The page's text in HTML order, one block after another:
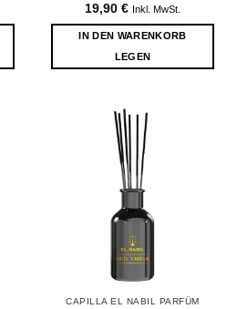
19,90 € Inkl. MwSt.
IN DEN WARENKORB
LEGEN
CAPILLA EL NABIL PARFÜM